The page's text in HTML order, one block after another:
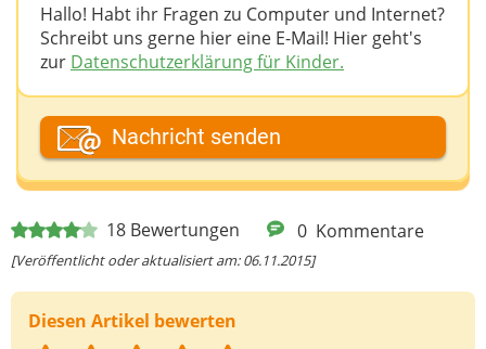
18 Bewertungen 0 Kommentare
[Veröffentlicht oder aktualisiert am: 06.11.2015]
Diesen Artikel bewerten
Hallo! Habt ihr Fragen zu Computer und Internet?
Schreibt uns gerne hier eine E-Mail! Hier geht's
zur Datenschutzerklärung für Kinder.
Dein Fantasiename
Deine E-Mail-Adresse (wenn du eine Antwort
möchtest)
Deine Nachricht
Nachricht senden